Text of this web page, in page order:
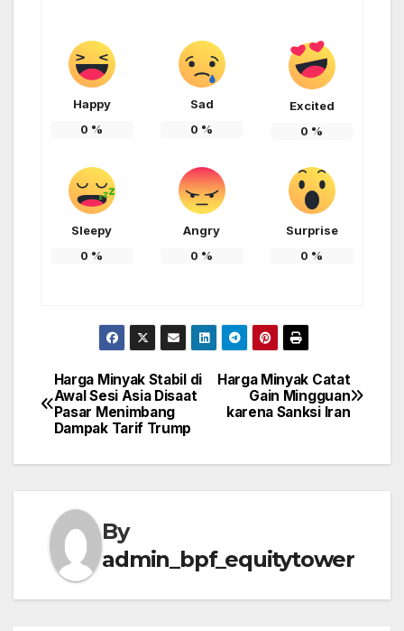
Happy
0 %
Sad
0 %
Excited
0 %
Sleepy
0 %
Angry
0 %
Surprise
0 %
Post
navigation
Harga Minyak Catat
Gain Mingguan
karena Sanksi Iran
Harga Minyak Stabil di
Awal Sesi Asia Disaat
Pasar Menimbang
Dampak Tarif Trump
By
admin_bpf_equitytower